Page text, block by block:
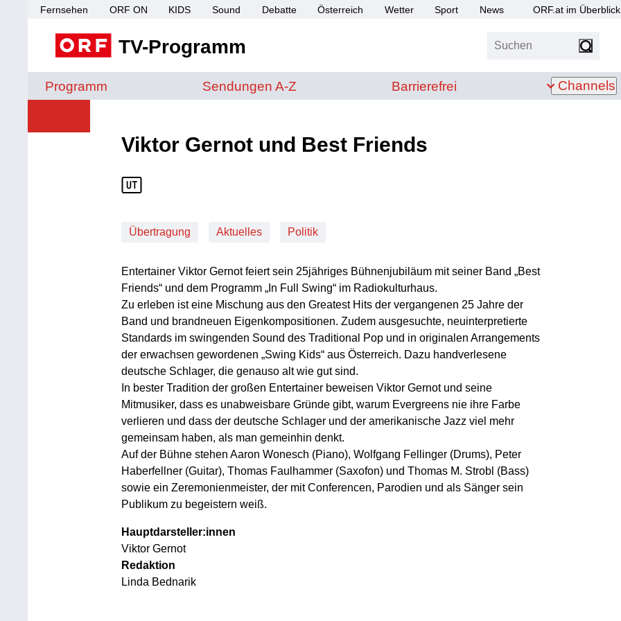
Fernsehen ORF ON KIDS Sound Debatte Österreich Wetter Sport News ORF.at im Überblick
TV-Programm Suchen
Programm Sendungen von A bis Z
Sendungen A-Z Barrierefrei
Barrierefrei Channels
Viktor Gernot und Best Friends
Übertragung Aktuelles Politik
Entertainer Viktor Gernot feiert sein 25jähriges Bühnenjubiläum mit seiner Band „Best
Friends“ und dem Programm „In Full Swing“ im Radiokulturhaus.
Zu erleben ist eine Mischung aus den Greatest Hits der vergangenen 25 Jahre der
Band und brandneuen Eigenkompositionen. Zudem ausgesuchte, neuinterpretierte
Standards im swingenden Sound des Traditional Pop und in originalen Arrangements
der erwachsen gewordenen „Swing Kids“ aus Österreich. Dazu handverlesene
deutsche Schlager, die genauso alt wie gut sind.
In bester Tradition der großen Entertainer beweisen Viktor Gernot und seine
Mitmusiker, dass es unabweisbare Gründe gibt, warum Evergreens nie ihre Farbe
verlieren und dass der deutsche Schlager und der amerikanische Jazz viel mehr
gemeinsam haben, als man gemeinhin denkt.
Auf der Bühne stehen Aaron Wonesch (Piano), Wolfgang Fellinger (Drums), Peter
Haberfellner (Guitar), Thomas Faulhammer (Saxofon) und Thomas M. Strobl (Bass)
sowie ein Zeremonienmeister, der mit Conferencen, Parodien und als Sänger sein
Publikum zu begeistern weiß.
Hauptdarsteller:innen
Viktor Gernot
Redaktion
Linda Bednarik